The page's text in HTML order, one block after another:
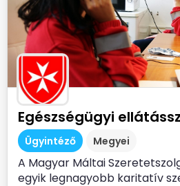
Egészségügyi
Ügyintéző Megyei
A Magyar Máltai
egyik legnagyobb karitatív